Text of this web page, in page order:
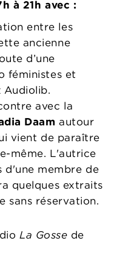
à 21h avec :
entre les
ancienne
d’une
féministes et
Audiolib.
avec la
Daam autour
vient de paraître
même. L'autrice
d'une membre de
quelques extraits
sans réservation.
La Gosse de